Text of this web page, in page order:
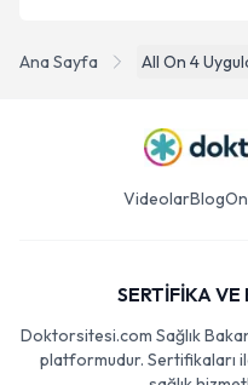
Ana Sayfa All On 4
VideolarBlog
SERTİFİKA
Doktorsitesi.com Sağlık
platformudur. Sertifikaları